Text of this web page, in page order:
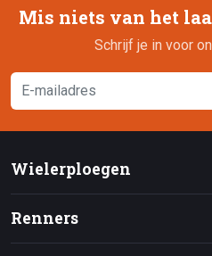
Mis niets van het
Schrijf je in voor
Wielerploegen
Renners